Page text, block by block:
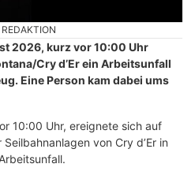
2026, kurz vor 10:00 Uhr
Cry d’Er ein Arbeitsunfall
Eine Person kam dabei ums
10:00 Uhr, ereignete sich auf
von Cry d’Er in